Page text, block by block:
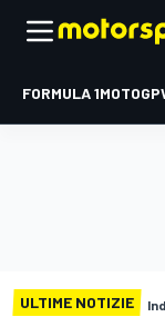
FORMULA 1MOTOGP
ULTIME NOTIZIE